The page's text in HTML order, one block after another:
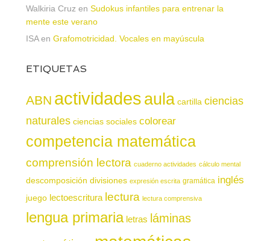
Walkiria Cruz en Sudokus infantiles para entrenar la
mente este verano
ISAen Grafomotricidad. Vocales en mayúscula
ETIQUETAS
ABN actividadesaula cartilla ciencias
naturales ciencias sociales colorear
competencia matemática
comprensión lectora cuaderno actividades cálculo mental
descomposición divisiones expresión escrita gramática inglés
juego lectoescritura lectura lectura comprensiva
lengua primaria letras láminas